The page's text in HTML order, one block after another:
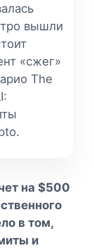
вышли
«сжег»
The
на $500
в том,
и